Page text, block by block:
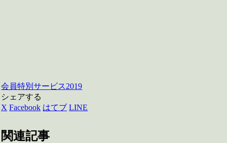
会員特別サービス2019
シェアする
X Facebook はてブ LINE
関連記事